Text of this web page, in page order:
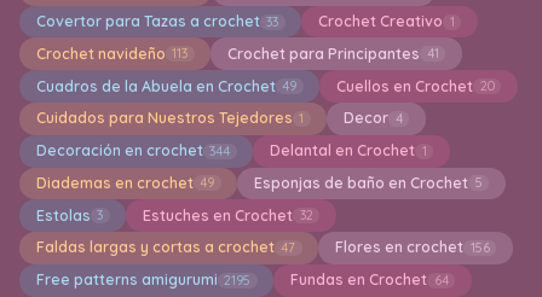
Covertor para Tazas a crochet 33 Crochet Creativo 1
Crochet navideño 113 Crochet para Principantes 41
Cuadros de la Abuela en Crochet 49 Cuellos en Crochet 20
Cuidados para Nuestros Tejedores 1 Decor 4
Decoración en crochet 344 Delantal en Crochet 1
Diademas en crochet 49 Esponjas de baño en Crochet 5
Estolas 3 Estuches en Crochet 32
Faldas largas y cortas a crochet 47 Flores en crochet 156
Free patterns amigurumi 2195 Fundas en Crochet 64